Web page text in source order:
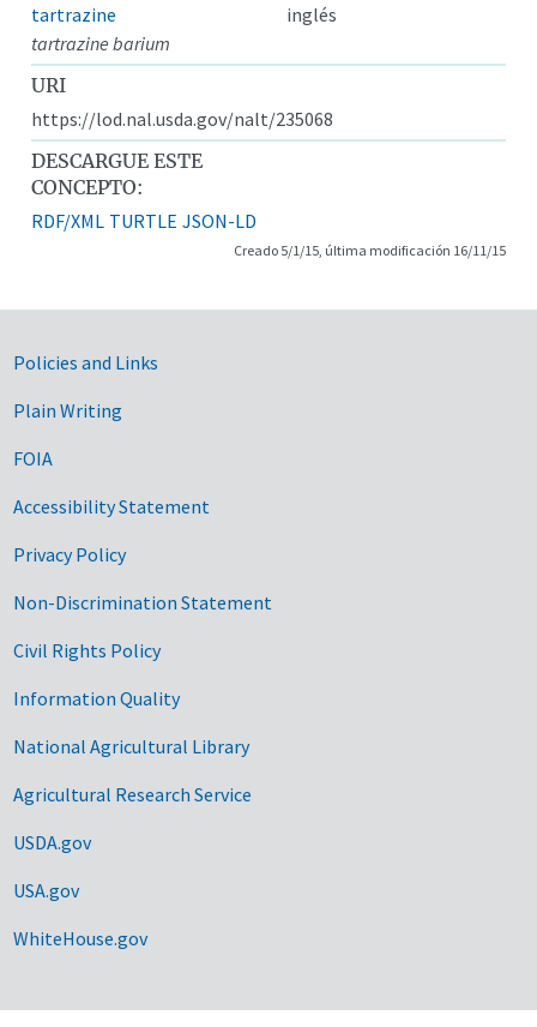
tartrazine
inglés
tartrazine barium
URI
https://lod.nal.usda.gov/nalt/235068
DESCARGUE ESTE
CONCEPTO:
RDF/XML TURTLE JSON-LD
Creado 5/1/15, última modificación 16/11/15
Government Links
Policies and Links
Plain Writing
FOIA
Accessibility Statement
Privacy Policy
Non-Discrimination Statement
Civil Rights Policy
Information Quality
National Agricultural Library
Agricultural Research Service
USDA.gov
USA.gov
WhiteHouse.gov